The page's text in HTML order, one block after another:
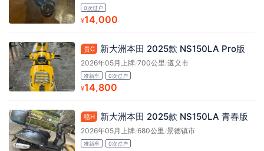
0次过户
¥14,000
贵C 新大洲本田 2025款 NS150LA Pro版
2026年05月上牌/700公里 /遵义市
准新车 0次过户
¥14,800
赣H 新大洲本田 2025款 NS150LA 青春版
2026年05月上牌/680公里 /景德镇市
准新车 0次过户